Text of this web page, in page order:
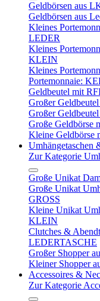
Geldbörsen aus
Geldbörsen aus
Kleines
LEDER
Kleines
KLEIN
Kleines
Portemonnaie:
Geldbeutel mit
Großer
Großer
Große Geldbörse
Kleine Geldbörse
Umhängetaschen
Zur Kategorie
Große Unikat
Große Unikat
GROSS
Kleine Unikat
KLEIN
Clutches &
LEDERTASCHE
Großer Shopper
Kleiner Shopper
Accessoires &
Zur Kategorie